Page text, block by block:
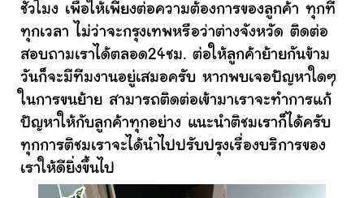
ชั่วโมง เพื่อให้เพียงต่อความต้องการของลูกค้า ทุกที่
ทุกเวลา ไม่ว่าจะกรุงเทพหรือว่าต่างจังหวัด ติดต่อ
สอบถามเราได้ตลอด24ชม. ต่อให้ลูกค้าย้ายกันข้าม
วันก็จะมีทีมงานอยู่เสมอครับ หากพบเจอปัญหาใดๆ
ในการขนย้าย สามารถติดต่อเข้ามาเราจะทำการแก้
ปัญหาให้กับลูกค้าทุกอย่าง แนะนำติชมเราก็ได้ครับ
ทุกการติชมเราจะได้นำไปปรับปรุงเรื่องบริการของ
เราให้ดียิ่งขึ้นไป